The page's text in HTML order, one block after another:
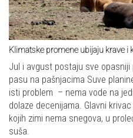
Klimatske promene ubijaju krave i
Jul i avgust postaju sve
pasu na pašnjacima Suve
isti problem – nema vode na
dolaze decenijama. Glavni
kojih zimi nema snegova, u
suša.